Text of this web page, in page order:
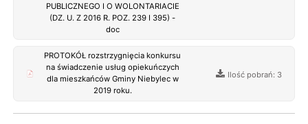
PUBLICZNEGO I O WOLONTARIACIE
(DZ. U. Z 2016 R. POZ. 239 I 395) -
doc
PROTOKÓŁ rozstrzygnięcia konkursu
na świadczenie usług opiekuńczych
dla mieszkańców Gminy Niebylec w
2019 roku.
Ilość pobrań: 3